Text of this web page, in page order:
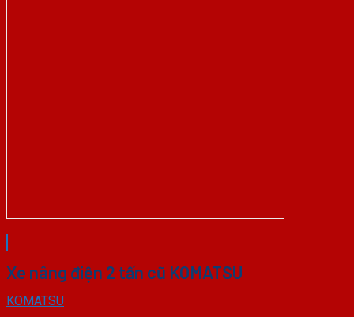
Xe nâng điện 2 tấn cũ KOMATSU
KOMATSU